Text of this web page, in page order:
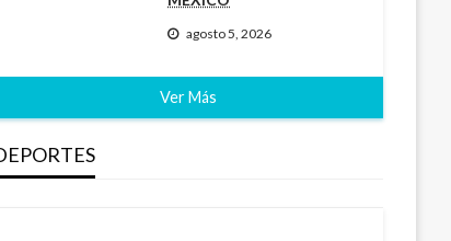
agosto 5, 2026
Ver Más